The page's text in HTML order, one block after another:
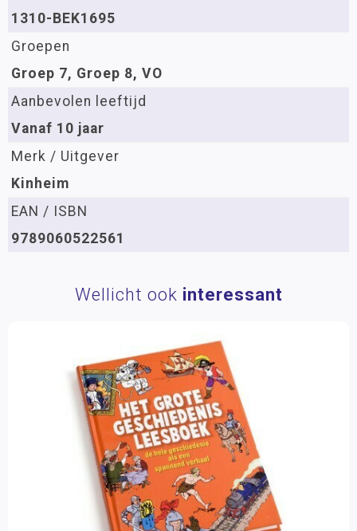
1310-BEK1695
Groepen
Groep 7, Groep 8, VO
Aanbevolen leeftijd
Vanaf 10 jaar
Merk / Uitgever
Kinheim
EAN / ISBN
9789060522561
Wellicht ook interessant